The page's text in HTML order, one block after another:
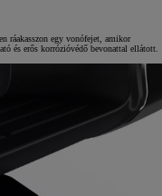
ráakasszon egy vonófejet, amikor
és erős korrózióvédő bevonattal ellátott.